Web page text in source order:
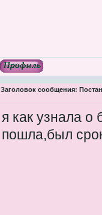
Заголовок сообщения:
я как узнала о
пошла,был